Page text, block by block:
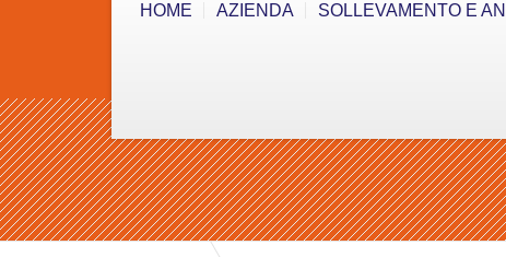
HOME AZIENDA SOLLEVAMENTO E